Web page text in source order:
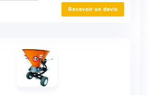
Recevoir un devis